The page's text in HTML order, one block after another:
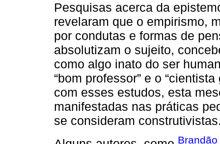
Pesquisas acerca da
revelaram que o empirismo,
por condutas e formas de
absolutizam o sujeito,
como algo inato do ser
“bom professor” e o
com esses estudos, esta
manifestadas nas práticas
se consideram
Brandão